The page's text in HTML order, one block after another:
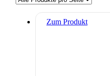
Zum Produkt